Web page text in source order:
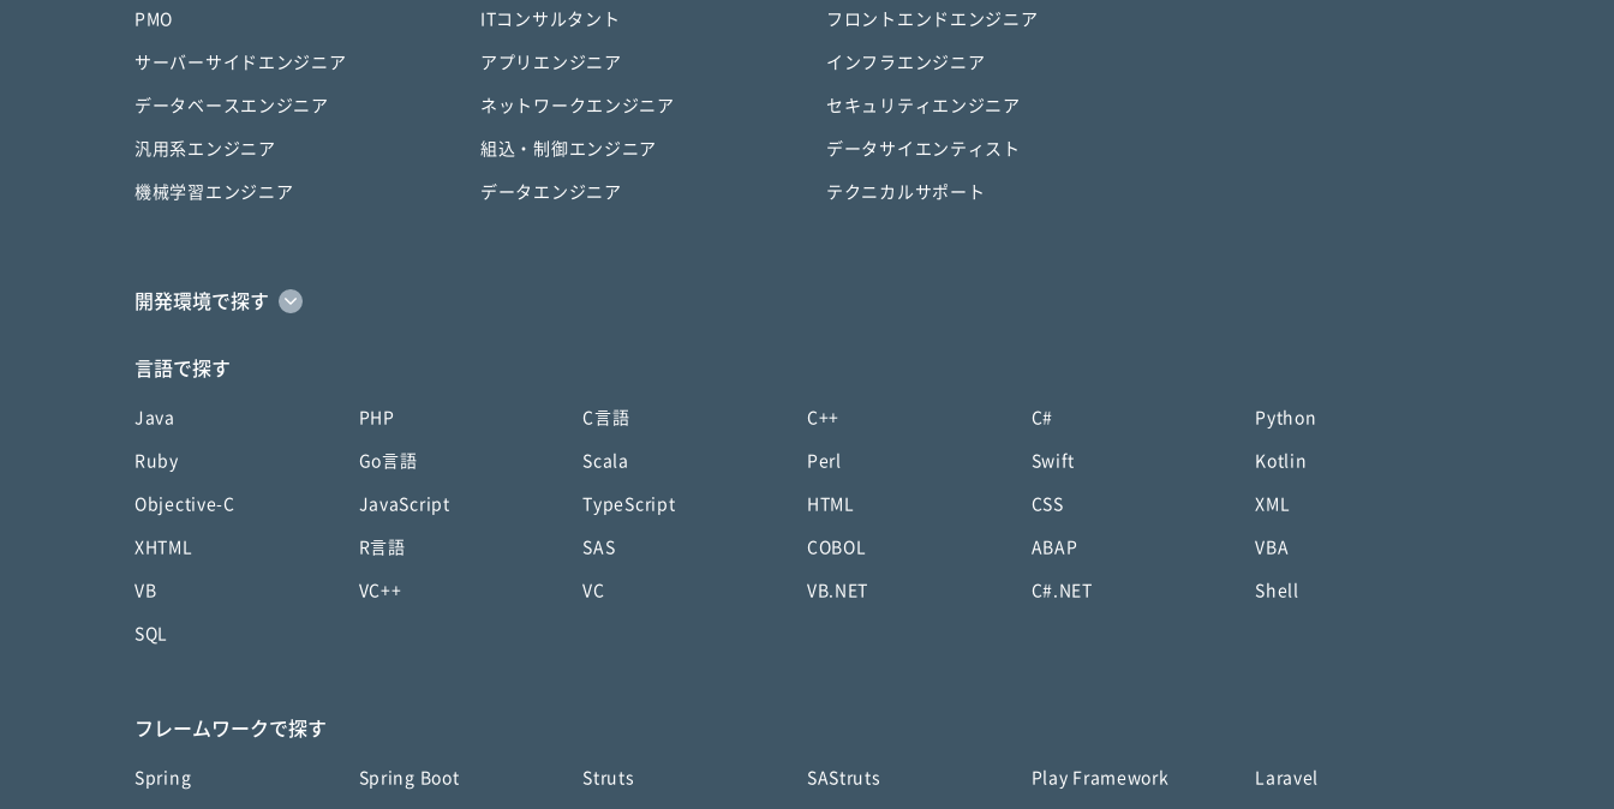
PMO ITコンサルタント フロントエンドエンジニア
サーバーサイドエンジニア アプリエンジニア インフラエンジニア
データベースエンジニア ネットワークエンジニア セキュリティエンジニア
汎用系エンジニア 組込・制御エンジニア データサイエンティスト
機械学習エンジニア データエンジニア テクニカルサポート
開発環境で探す
言語で探す
Java PHP C言語 C++ C# Python
Ruby Go言語 Scala Perl Swift Kotlin
Objective-C JavaScript TypeScript HTML CSS XML
XHTML R言語 SAS COBOL ABAP VBA
VB VC++ VC VB.NET C#.NET Shell
SQL
フレームワークで探す
Spring Spring Boot Struts SAStruts Play Framework Laravel